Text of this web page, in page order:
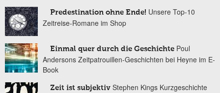
Predestination ohne Ende! Unsere Top-10
Zeitreise-Romane im Shop
Einmal quer durch die Geschichte Poul
Andersons Zeitpatrouillen-Geschichten bei Heyne im E-
Book
Zeit ist subjektiv Stephen Kings Kurzgeschichte